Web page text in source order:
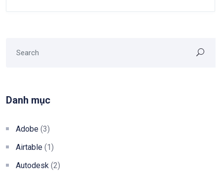
Danh mục
Adobe (3)
Airtable (1)
Autodesk (2)